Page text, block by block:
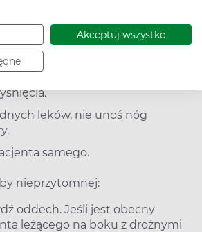
Akceptuj wszystko
ułóż pacjenta na boku z
oddechowymi.
leków, nie unoś nóg
samego.
nieprzytomnej:
oddech. Jeśli jest obecny
leżącego na boku z drożnymi